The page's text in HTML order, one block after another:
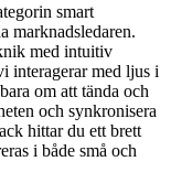
smart
marknadsledaren.
med intuitiv
interagerar med ljus i
om att tända och
och synkronisera
hittar du ett brett
i både små och